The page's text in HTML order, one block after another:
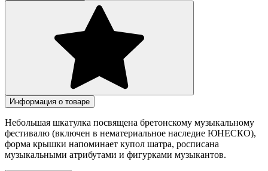
Информация о товаре
Небольшая шкатулка посвящена бретонскому музыкальному
фестивалю (включен в нематериальное наследие ЮНЕСКО),
форма крышки напоминает купол шатра, росписана
музыкальными атрибутами и фигурками музыкантов.